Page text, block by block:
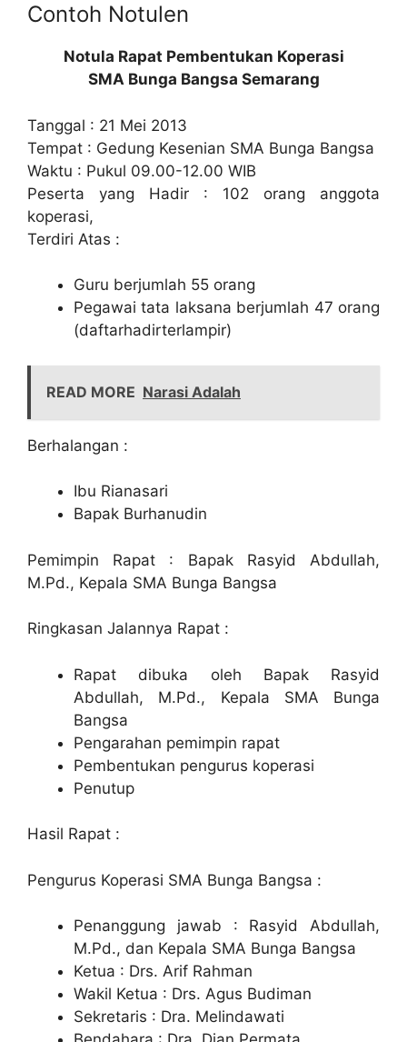
Contoh Notulen
Notula Rapat Pembentukan Koperasi
SMA Bunga Bangsa Semarang
Tanggal : 21 Mei 2013
Tempat : Gedung Kesenian SMA Bunga Bangsa
Waktu : Pukul 09.00-12.00 WIB
Peserta yang Hadir : 102 orang anggota
koperasi,
Terdiri Atas :
Guru berjumlah 55 orang
Pegawai tata laksana berjumlah 47 orang
(daftarhadirterlampir)
READ MORE Narasi Adalah
Berhalangan :
Ibu Rianasari
Bapak Burhanudin
Pemimpin Rapat : Bapak Rasyid Abdullah,
M.Pd., Kepala SMA Bunga Bangsa
Ringkasan Jalannya Rapat :
Rapat dibuka oleh Bapak Rasyid
Abdullah, M.Pd., Kepala SMA Bunga
Bangsa
Pengarahan pemimpin rapat
Pembentukan pengurus koperasi
Penutup
Hasil Rapat :
Pengurus Koperasi SMA Bunga Bangsa :
Penanggung jawab : Rasyid Abdullah,
M.Pd., dan Kepala SMA Bunga Bangsa
Ketua : Drs. Arif Rahman
Wakil Ketua : Drs. Agus Budiman
Sekretaris : Dra. Melindawati